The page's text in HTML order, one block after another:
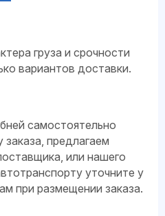
груза и срочности
вариантов доставки.
самостоятельно
заказа, предлагаем
или нашего
уточните у
при размещении заказа.